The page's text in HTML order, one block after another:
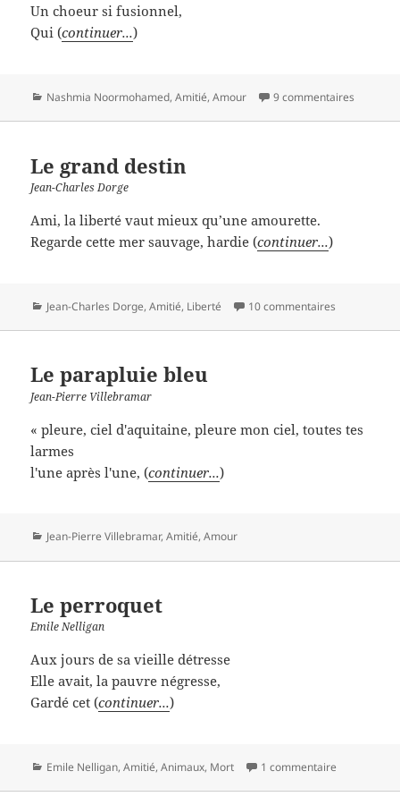
Un choeur si fusionnel,
Qui (continuer...)
Catégories
Nashmia Noormohamed,Amitié,Amour 9 commentaires
Le grand destin
Jean-Charles Dorge
Ami, la liberté vaut mieux qu’une amourette.
Regarde cette mer sauvage, hardie (continuer...)
Catégories
Jean-Charles Dorge,Amitié, Liberté 10 commentaires
Le parapluie bleu
Jean-Pierre Villebramar
« pleure, ciel d'aquitaine, pleure mon ciel, toutes tes
larmes
l'une après l'une, (continuer...)
Catégories
Jean-Pierre Villebramar,Amitié,Amour
Le perroquet
Emile Nelligan
Aux jours de sa vieille détresse
Elle avait, la pauvre négresse,
Gardé cet (continuer...)
Catégories
Emile Nelligan,Amitié,Animaux, Mort 1 commentaire